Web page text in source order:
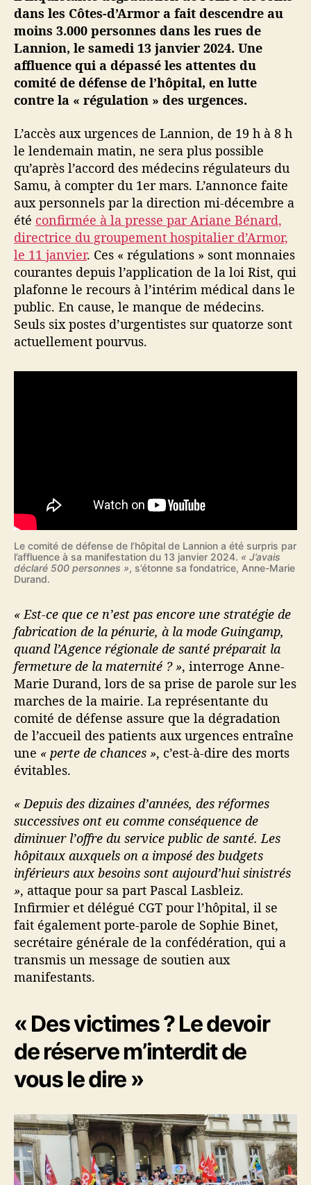
o
l
a
«
r
g
u
l
a
t
i
o
n
»
d
e
s
u
r
a
l
i
è
s
i
n
d
i
g
n
e
d
e
i
l
l
e
r
s
d
e
m
a
e
s
t
a
dans les Côtes-d’Armor a fait descendre au
moins 3.000 personnes dans les rues de
Lannion, le samedi 13 janvier 2024. Une
affluence qui a dépassé les attentes du
comité de défense de l’hôpital, en lutte
contre la « régulation » des urgences.
L’accès aux urgences de Lannion, de 19 h à 8 h
le lendemain matin, ne sera plus possible
qu’après l’accord des médecins régulateurs du
Samu, à compter du 1er mars. L’annonce faite
aux personnels par la direction mi-décembre a
été confirmée à la presse par Ariane Bénard,
directrice du groupement hospitalier d’Armor,
le 11 janvier. Ces « régulations » sont monnaies
courantes depuis l’application de la loi Rist, qui
plafonne le recours à l’intérim médical dans le
public. En cause, le manque de médecins.
Seuls six postes d’urgentistes sur quatorze sont
actuellement pourvus.
Le comité de défense de l’hôpital de Lannion a été surpris par
l’affluence à sa manifestation du 13 janvier 2024. « J’avais
déclaré 500 personnes », s’étonne sa fondatrice, Anne-Marie
Durand.
« Est-ce que ce n’est pas encore une stratégie de
fabrication de la pénurie, à la mode Guingamp,
quand l’Agence régionale de santé préparait la
fermeture de la maternité ? », interroge Anne-
Marie Durand, lors de sa prise de parole sur les
marches de la mairie. La représentante du
comité de défense assure que la dégradation
de l’accueil des patients aux urgences entraîne
une « perte de chances », c’est-à-dire des morts
évitables.
« Depuis des dizaines d’années, des réformes
successives ont eu comme conséquence de
diminuer l’offre du service public de santé. Les
hôpitaux auxquels on a imposé des budgets
inférieurs aux besoins sont aujourd’hui sinistrés
», attaque pour sa part Pascal Lasbleiz.
Infirmier et délégué CGT pour l’hôpital, il se
fait également porte-parole de Sophie Binet,
secrétaire générale de la confédération, qui a
transmis un message de soutien aux
manifestants.
« Des victimes ? Le devoir
de réserve m’interdit de
vous le dire »